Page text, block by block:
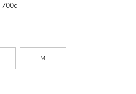
700c
M